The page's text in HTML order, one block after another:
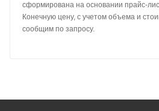
сформирована на основании прайс-
Конечную цену, с учетом объема и
сообщим по запросу.